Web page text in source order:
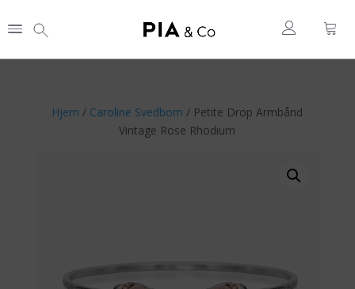
Hjem / Caroline Svedbom / Petite Drop Armbånd
Vintage Rose Rhodium